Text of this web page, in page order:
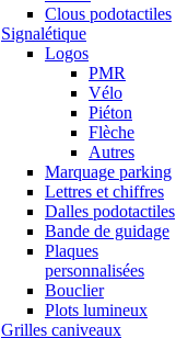
Clous podotactiles
Signalétique
Logos
PMR
Vélo
Piéton
Flèche
Autres
Marquage parking
Lettres et chiffres
Dalles podotactiles
Bande de guidage
Plaques
personnalisées
Bouclier
Plots lumineux
Grilles caniveaux